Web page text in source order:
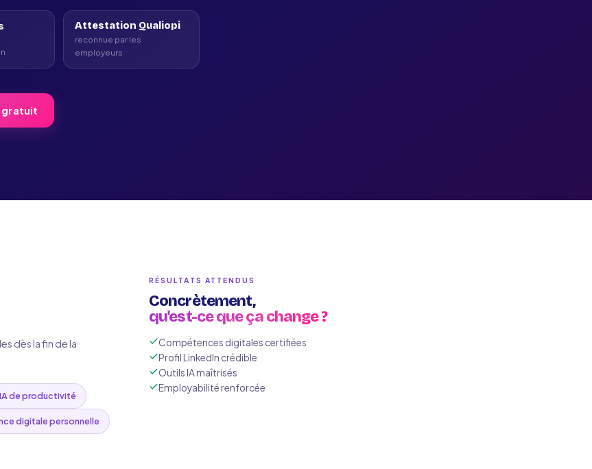
Attestation Qualiopi
reconnue par les
employeurs
gratuit
dès la fin de la
de productivité
digitale personnelle
RÉSULTATS ATTENDUS
Concrètement,
qu'est-ce que ça change ?
Compétences digitales certifiées
Profil LinkedIn crédible
Outils IA maîtrisés
Employabilité renforcée